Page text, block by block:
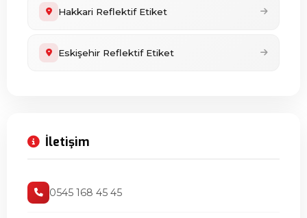
Hakkari Reflektif Etiket
Eskişehir Reflektif Etiket
İletişim
0545 168 45 45